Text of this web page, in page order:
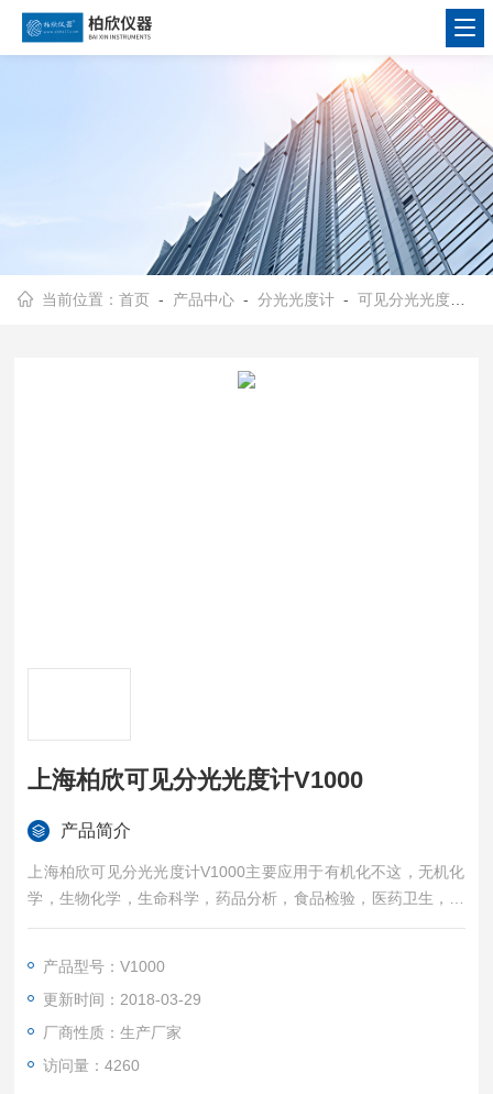
当前位置：首页 - 产品中心 -分光光度计 -可见分光光度计
上海柏欣可见分光光度计V1000
产品简介
上海柏欣可见分光光度计V1000主要应用于有机化不这，无机化
学，生物化学，生命科学，药品分析，食品检验，医药卫生，环
保，食品，冶金，电力，电子等诸多领域。
产品型号：V1000
更新时间：2018-03-29
厂商性质：生产厂家
访问量：4260